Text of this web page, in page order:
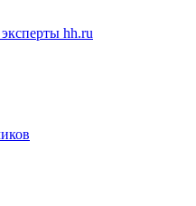
hh.ru